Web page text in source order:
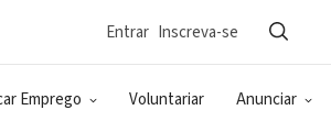
Emprego Voluntariar Anunciar
Entrar Inscreva-se